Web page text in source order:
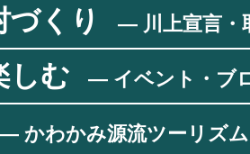
づくり ― 川上宣言・
しむ ― イベント・ブ
― かわかみ源流ツーリズ